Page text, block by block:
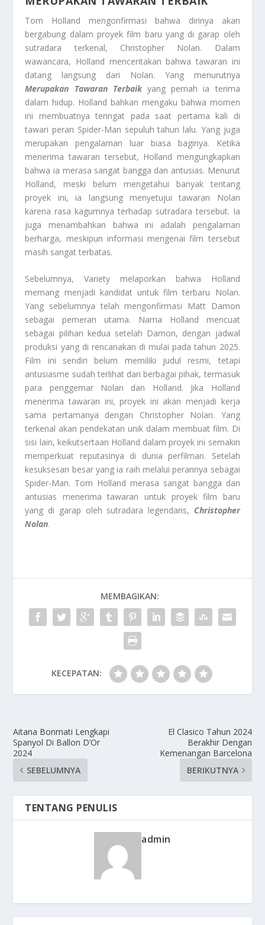
Tom Holland mengonfirmasi bahwa dirinya akan
bergabung dalam proyek film baru yang di garap oleh
sutradara terkenal, Christopher Nolan. Dalam
wawancara, Holland menceritakan bahwa tawaran ini
datang langsung dari Nolan. Yang menurutnya
Merupakan Tawaran Terbaikyang pernah ia terima
dalam hidup. Holland bahkan mengaku bahwa momen
ini membuatnya teringat pada saat pertama kali di
tawari peran Spider-Man sepuluh tahun lalu. Yang juga
merupakan pengalaman luar biasa baginya. Ketika
menerima tawaran tersebut, Holland mengungkapkan
bahwa ia merasa sangat bangga dan antusias. Menurut
Holland, meski belum mengetahui banyak tentang
proyek ini, ia langsung menyetujui tawaran Nolan
karena rasa kagumnya terhadap sutradara tersebut. Ia
juga menambahkan bahwa ini adalah pengalaman
berharga, meskipun informasi mengenai film tersebut
masih sangat terbatas.
Sebelumnya, Variety melaporkan bahwa Holland
memang menjadi kandidat untuk film terbaru Nolan.
Yang sebelumnya telah mengonfirmasi Matt Damon
sebagai pemeran utama. Nama Holland mencuat
sebagai pilihan kedua setelah Damon, dengan jadwal
produksi yang di rencanakan di mulai pada tahun 2025.
Film ini sendiri belum memiliki judul resmi, tetapi
antusiasme sudah terlihat dari berbagai pihak, termasuk
para penggemar Nolan dan Holland. Jika Holland
menerima tawaran ini, proyek ini akan menjadi kerja
sama pertamanya dengan Christopher Nolan. Yang
terkenal akan pendekatan unik dalam membuat film. Di
sisi lain, keikutsertaan Holland dalam proyek ini semakin
memperkuat reputasinya di dunia perfilman. Setelah
kesuksesan besar yang ia raih melalui perannya sebagai
Spider-Man. Tom Holland merasa sangat bangga dan
antusias menerima tawaran untuk proyek film baru
yang di garap oleh sutradara legendaris, Christopher
Nolan.
MEMBAGIKAN:
KECEPATAN:
Aitana Bonmati Lengkapi
Spanyol Di Ballon D’Or
2024
SEBELUMNYA
El Clasico Tahun 2024
Berakhir Dengan
Kemenangan Barcelona
BERIKUTNYA
TENTANG PENULIS
admin